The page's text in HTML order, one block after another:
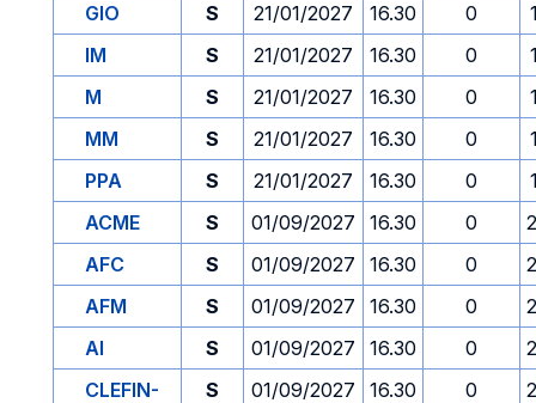
GIO
S 21/01/2027 16.30 0
IM
S 21/01/2027 16.30 0
M
S 21/01/2027 16.30 0
MM
S 21/01/2027 16.30 0
PPA
S 21/01/2027 16.30 0
ACME
S 01/09/2027 16.30 0
AFC
S 01/09/2027 16.30 0
AFM
S 01/09/2027 16.30 0
AI
S 01/09/2027 16.30 0
CLEFIN-
S 01/09/2027 16.30 0